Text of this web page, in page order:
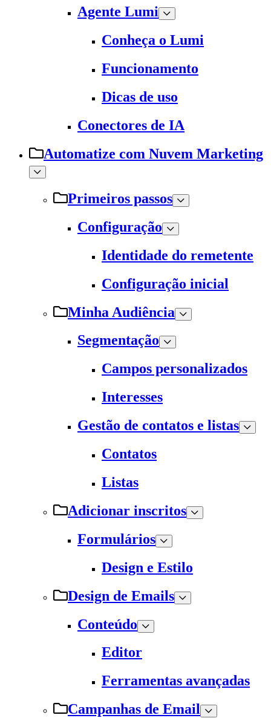
Agente Lumi
Conheça o Lumi
Funcionamento
Dicas de uso
Conectores de IA
Automatize com Nuvem Marketing
Primeiros passos
Configuração
Identidade do remetente
Configuração inicial
Minha Audiência
Segmentação
Campos personalizados
Interesses
Gestão de contatos e listas
Contatos
Listas
Adicionar inscritos
Formulários
Design e Estilo
Design de Emails
Conteúdo
Editor
Ferramentas avançadas
Campanhas de Email